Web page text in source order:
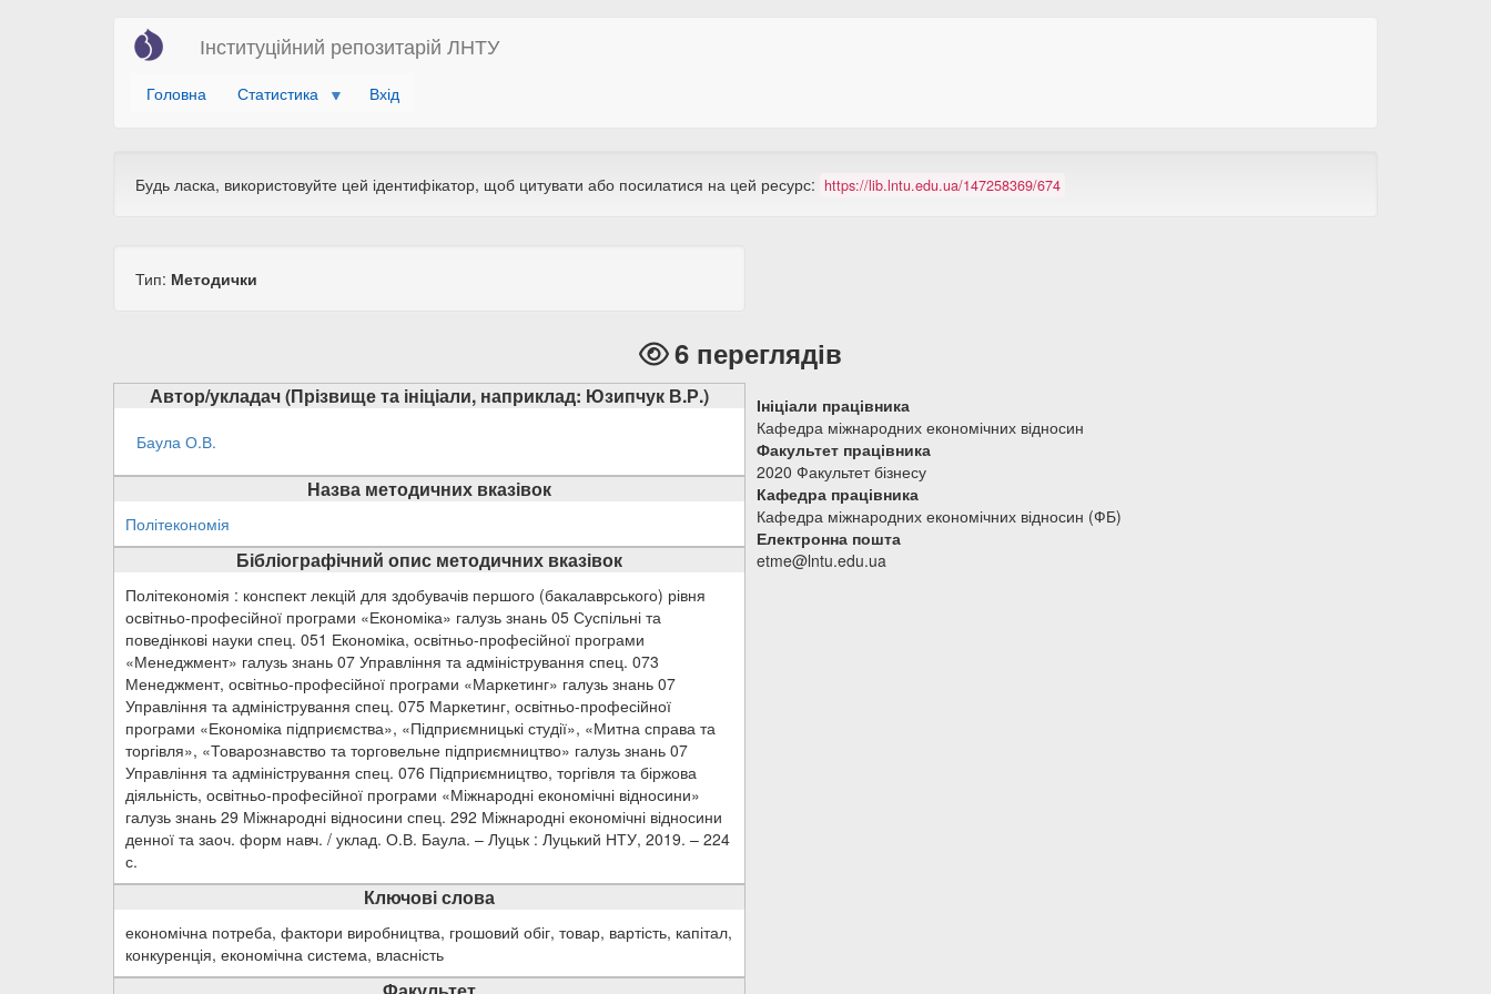
Інституційний репозитарій ЛНТУ
Головна Статистика Вхід
Будь ласка, використовуйте цей ідентифікатор, щоб цитувати або посилатися на цей ресурс: https://lib.lntu.edu.ua/147258369/674
Тип: Методички
6 переглядів
Автор/укладач (Прізвище та ініціали, наприклад: Юзипчук В.Р.)
Баула О.В.
Назва методичних вказівок
Політекономія
Бібліографічний опис методичних вказівок
Політекономія : конспект лекцій для здобувачів першого (бакалаврського) рівня
освітньо-професійної програми «Економіка» галузь знань 05 Суспільні та
поведінкові науки спец. 051 Економіка, освітньо-професійної програми
«Менеджмент» галузь знань 07 Управління та адміністрування спец. 073
Менеджмент, освітньо-професійної програми «Маркетинг» галузь знань 07
Управління та адміністрування спец. 075 Маркетинг, освітньо-професійної
програми «Економіка підприємства», «Підприємницькі студії», «Митна справа та
торгівля», «Товарознавство та торговельне підприємництво» галузь знань 07
Управління та адміністрування спец. 076 Підприємництво, торгівля та біржова
діяльність, освітньо-професійної програми «Міжнародні економічні відносини»
галузь знань 29 Міжнародні відносини спец. 292 Міжнародні економічні відносини
денної та заоч. форм навч. / уклад. О.В. Баула. – Луцьк : Луцький НТУ, 2019. – 224
с.
Ключові слова
економічна потреба, фактори виробництва, грошовий обіг, товар, вартість, капітал,
конкуренція, економічна система, власність
Ініціали працівника
Кафедра міжнародних економічних відносин
Факультет працівника
2020 Факультет бізнесу
Кафедра працівника
Кафедра міжнародних економічних відносин (ФБ)
Електронна пошта
etme@lntu.edu.ua